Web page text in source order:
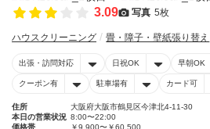
3.09 写真 5枚
ハウスクリーニング 畳・障子・壁紙張り替え
出張・訪問対応 日祝OK 早朝OK
クーポン有 駐車場有 カード可
住所
大阪府大阪市鶴見区今津北4-11-30
本日の営業状況 8:00〜22:00
価格帯
￥9,900〜￥60,500